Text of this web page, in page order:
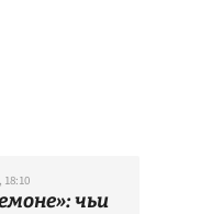
18:10
чьи